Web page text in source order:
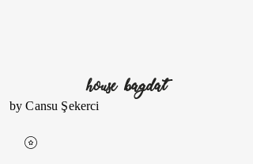
house bagdat
by Cansu Şekerci